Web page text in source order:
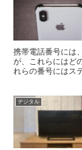
携帯電話番号には
が、これらにはど
れらの番号にはス
デジタル